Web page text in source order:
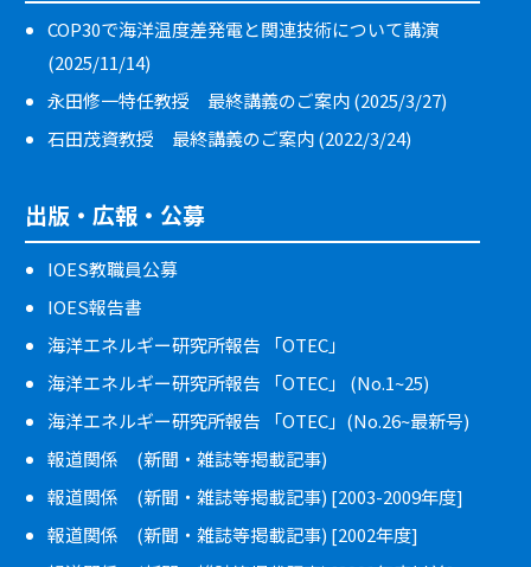
COP30で海洋温度差発電と関連技術について講演
(2025/11/14)
永田修一特任教授 最終講義のご案内 (2025/3/27)
石田茂資教授 最終講義のご案内 (2022/3/24)
出版・広報・公募
IOES教職員公募
IOES報告書
海洋エネルギー研究所報告 「OTEC」
海洋エネルギー研究所報告 「OTEC」 (No.1~25)
海洋エネルギー研究所報告 「OTEC」(No.26~最新号)
報道関係 (新聞・雑誌等掲載記事)
報道関係 (新聞・雑誌等掲載記事) [2003-2009年度]
報道関係 (新聞・雑誌等掲載記事) [2002年度]